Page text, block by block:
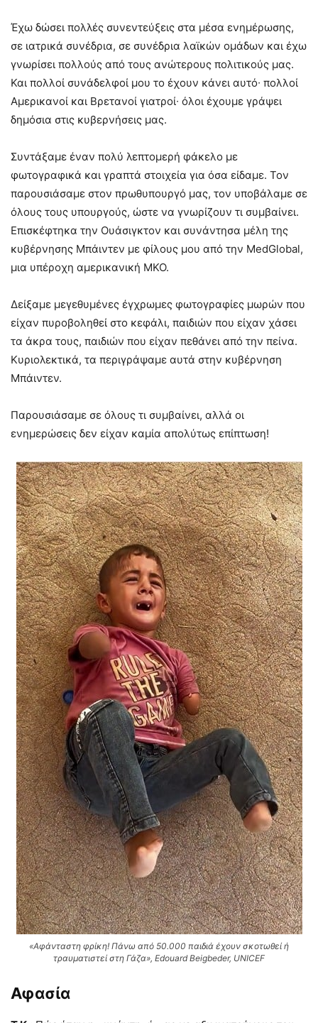
Έχω δώσει πολλές συνεντεύξεις στα μέσα ενημέρωσης,
σε ιατρικά συνέδρια, σε συνέδρια λαϊκών ομάδων και έχω
γνωρίσει πολλούς από τους ανώτερους πολιτικούς μας.
Και πολλοί συνάδελφοί μου το έχουν κάνει αυτό∙ πολλοί
Αμερικανοί και Βρετανοί γιατροί∙ όλοι έχουμε γράψει
δημόσια στις κυβερνήσεις μας.
Συντάξαμε έναν πολύ λεπτομερή φάκελο με
φωτογραφικά και γραπτά στοιχεία για όσα είδαμε. Τον
παρουσιάσαμε στον πρωθυπουργό μας, τον υποβάλαμε σε
όλους τους υπουργούς, ώστε να γνωρίζουν τι συμβαίνει.
Επισκέφτηκα την Ουάσιγκτον και συνάντησα μέλη της
κυβέρνησης Μπάιντεν με φίλους μου από την MedGlobal,
μια υπέροχη αμερικανική ΜΚΟ.
Δείξαμε μεγεθυμένες έγχρωμες φωτογραφίες μωρών που
είχαν πυροβοληθεί στο κεφάλι, παιδιών που είχαν χάσει
τα άκρα τους, παιδιών που είχαν πεθάνει από την πείνα.
Κυριολεκτικά, τα περιγράψαμε αυτά στην κυβέρνηση
Μπάιντεν.
Παρουσιάσαμε σε όλους τι συμβαίνει, αλλά οι
ενημερώσεις δεν είχαν καμία απολύτως επίπτωση!
«Αφάνταστη φρίκη! Πάνω από 50.000 παιδιά έχουν σκοτωθεί ή
τραυματιστεί στη Γάζα», Edouard Beigbeder, UNICEF
Αφασία